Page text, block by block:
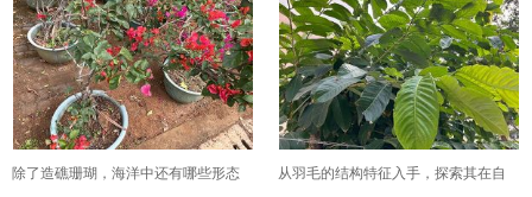
禁用的范围？
核实？
除了造礁珊瑚，海洋中还有哪些形态
从羽毛的结构特征入手，探索其在自